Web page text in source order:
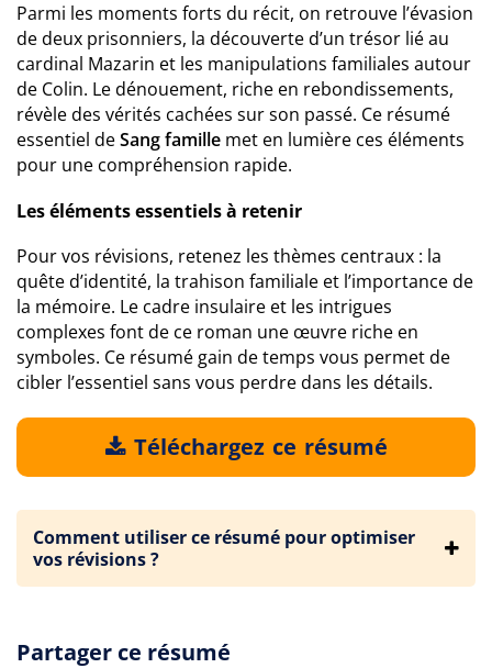
Parmi les moments forts du récit, on retrouve l’évasion
de deux prisonniers, la découverte d’un trésor lié au
cardinal Mazarin et les manipulations familiales autour
de Colin. Le dénouement, riche en rebondissements,
révèle des vérités cachées sur son passé. Ce résumé
essentiel deSang famille met en lumière ces éléments
pour une compréhension rapide.
Les éléments essentiels à retenir
Pour vos révisions, retenez les thèmes centraux : la
quête d’identité, la trahison familiale et l’importance de
la mémoire. Le cadre insulaire et les intrigues
complexes font de ce roman une œuvre riche en
symboles. Ce résumé gain de temps vous permet de
cibler l’essentiel sans vous perdre dans les détails.
Téléchargez ce résumé
Comment utiliser ce résumé pour optimiser
vos révisions ?
Partager ce résumé